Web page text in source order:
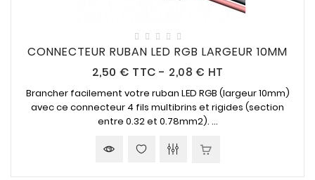
CONNECTEUR RUBAN LED RGB LARGEUR 10MM
2,50 € Prix
TTC - 2,08 € HT
Brancher facilement votre ruban LED RGB (largeur 10mm)
avec ce connecteur 4 fils multibrins et rigides (section
entre 0.32 et 0.78mm2). ...